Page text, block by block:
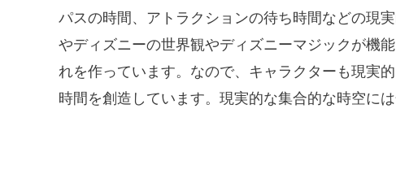
パスの時間、アトラクションの待ち時間などの現
やディズニーの世界観やディズニーマジックが機
れを作っています。なので、キャラクターも現実
時間を創造しています。現実的な集合的な時空に